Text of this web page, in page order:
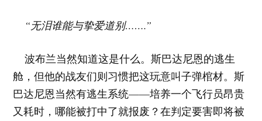
“无泪谁能与挚爱道别…….”
波布兰当然知道这是什么。斯巴达尼恩的逃生
舱，但他的战友们则习惯把这玩意叫子弹棺材。斯
巴达尼恩当然有逃生系统——培养一个飞行员昂贵
又耗时，哪能被打中了就报废？在判定要害即将被